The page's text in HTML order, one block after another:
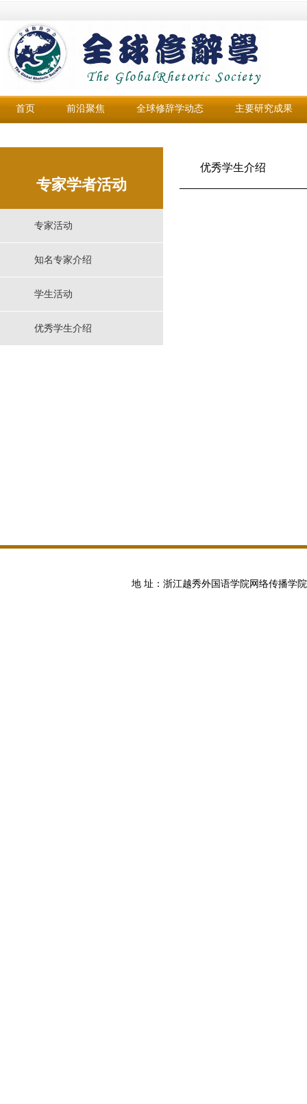
首页 前沿聚焦 全球修辞学动态 主要研究成果
专家学者活动
专家活动
知名专家介绍
学生活动
优秀学生介绍
优秀学生介绍
地 址：浙江越秀外国语学院网络传播学